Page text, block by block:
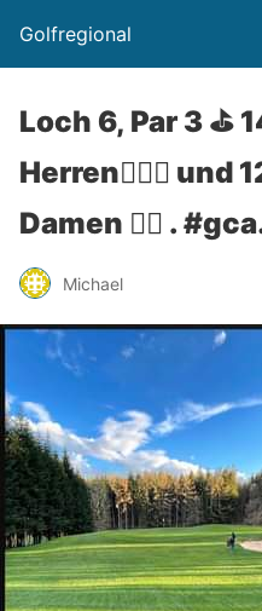
Golfregional
Loch 6, Par 3 ⛳️
Herren🏌🏼‍♂️ und
Damen 🏌️‍♀️ .
Michael